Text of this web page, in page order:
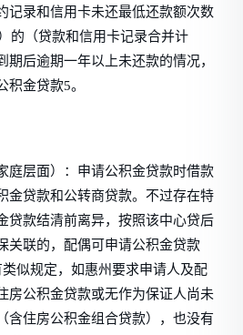
记录和信用卡未还最低还款额次数
的（贷款和信用卡记录合并计
期后逾期一年以上未还款的情况，
积金贷款5。
庭层面）：申请公积金贷款时借款
金贷款和公转商贷款。不过存在特
贷款结清前离异，按照该中心贷后
关联的，配偶可申请公积金贷款
似规定，如惠州要求申请人及配
房公积金贷款或无作为保证人尚未
含住房公积金组合贷款），也没有